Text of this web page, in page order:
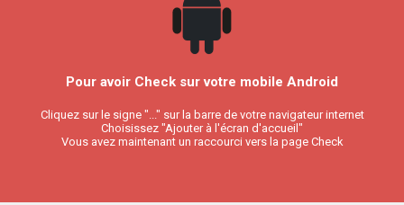
Pour avoir Check sur votre mobile Android
Cliquez sur le signe "..." sur la barre de votre navigateur internet
Choisissez "Ajouter à l'écran d'accueil"
Vous avez maintenant un raccourci vers la page Check